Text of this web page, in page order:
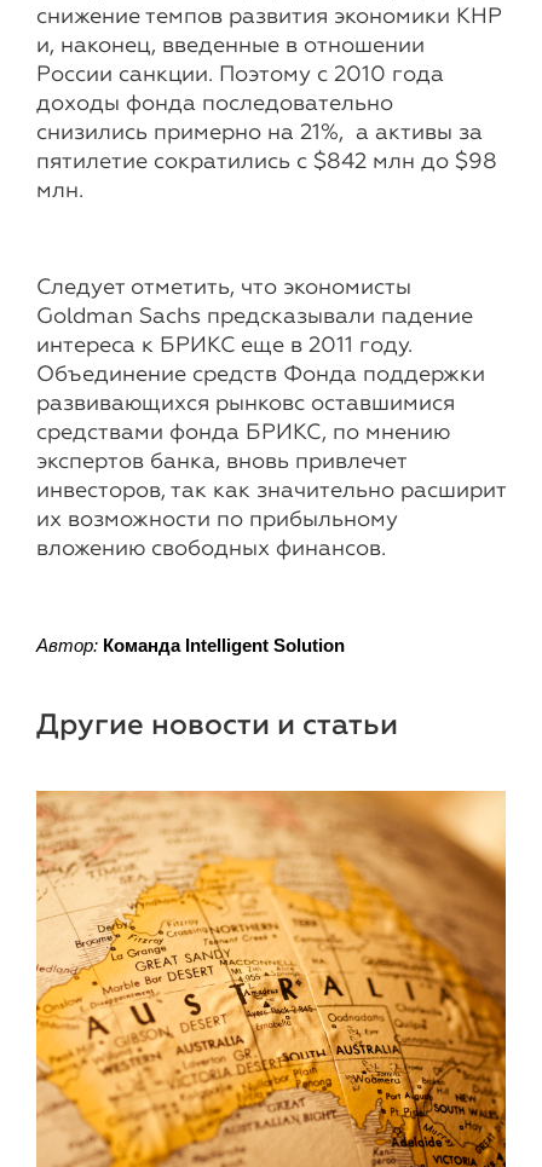
снижение темпов развития экономики КНР
и, наконец, введенные в отношении
России санкции. Поэтому с 2010 года
доходы фонда последовательно
снизились примерно на 21%, а активы за
пятилетие сократились с $842 млн до $98
млн.
Следует отметить, что экономисты
Goldman Sachs предсказывали падение
интереса к БРИКС еще в 2011 году.
Объединение средств Фонда поддержки
развивающихся рынковс оставшимися
средствами фонда БРИКС, по мнению
экспертов банка, вновь привлечет
инвесторов, так как значительно расширит
их возможности по прибыльному
вложению свободных финансов.
Автор: Команда Intelligent Solution
Другие новости и статьи